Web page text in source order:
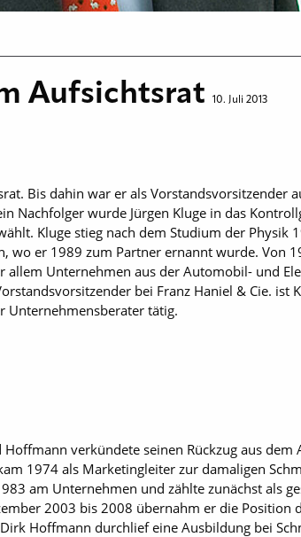
Aufsichtsrat 10. Juli 2013
Bis dahin war er als Vorstandsvorsitzender
Nachfolger wurde Jürgen Kluge in das
Kluge stieg nach dem Studium der Physik
wo er 1989 zum Partner ernannt wurde. Von
Unternehmen aus der Automobil- und
bei Franz Haniel & Cie. ist
Unternehmensberater tätig.
verkündete seinen Rückzug aus dem
1974 als Marketingleiter zur damaligen
am Unternehmen und zählte zunächst als
2003 bis 2008 übernahm er die Position
Hoffmann durchlief eine Ausbildung bei